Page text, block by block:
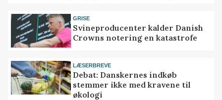
GRISE
Svineproducenter kalder Danish
Crowns notering en katastrofe
LÆSERBREVE
Debat: Danskernes indkøb
stemmer ikke med kravene til
økologi